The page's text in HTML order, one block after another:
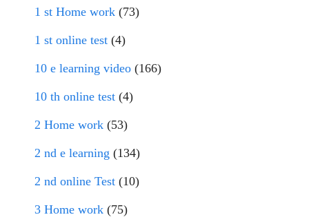
1 st Home work (73)
1 st online test (4)
10 e learning video (166)
10 th online test (4)
2 Home work (53)
2 nd e learning (134)
2 nd online Test (10)
3 Home work (75)